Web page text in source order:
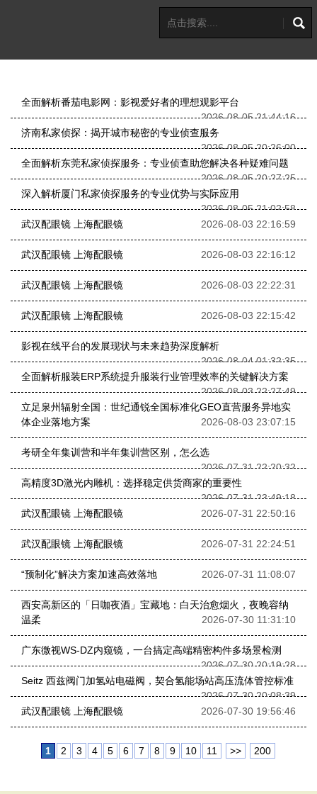
全面解析番茄电影网：影视爱好者的理想观影平台
2026-08-05 21:44:16
济南私家侦探：揭开城市秘密的专业侦查服务
2026-08-05 20:26:00
全面解析东莞私家侦探服务：专业侦查助您解决各种疑难问题
2026-08-05 20:27:25
深入解析厦门私家侦探服务的专业优势与实际应用
2026-08-05 21:02:58
武汉配眼镜 上海配眼镜
2026-08-03 22:16:59
武汉配眼镜 上海配眼镜 2026-08-03 22:16:12
武汉配眼镜 上海配眼镜 2026-08-03 22:22:31
武汉配眼镜 上海配眼镜 2026-08-03 22:15:42
影视在线平台的发展现状与未来趋势深度解析
2026-08-04 01:32:35
全面解析服装ERP系统提升服装行业管理效率的关键解决方案
2026-08-03 22:27:49
立足泉州辐射全国：世纪通锐全国标准化GEO直营服务异地实
体企业落地方案
2026-08-03 23:07:15
考研全年集训营和半年集训营区别，怎么选
2026-07-31 22:20:32
高精度3D激光内雕机：选择稳定供货商家的重要性
2026-07-31 23:49:18
武汉配眼镜 上海配眼镜
2026-07-31 22:50:16
武汉配眼镜 上海配眼镜 2026-07-31 22:24:51
“预制化”解决方案加速高效落地 2026-07-31 11:08:07
西安高新区的「日咖夜酒」宝藏地：白天治愈烟火，夜晚容纳
温柔
2026-07-30 11:31:10
广东微视WS-DZ内窥镜，一台搞定高端精密构件多场景检测
2026-07-30 20:19:28
Seitz 西兹阀门加氢站电磁阀，契合氢能场站高压流体管控标准
2026-07-30 20:08:39
武汉配眼镜 上海配眼镜
2026-07-30 19:56:46
1 2 3 4 5 6 7 8 9 10 11 >> 200